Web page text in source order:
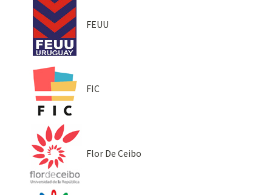
FEUU
FIC
Flor De Ceibo